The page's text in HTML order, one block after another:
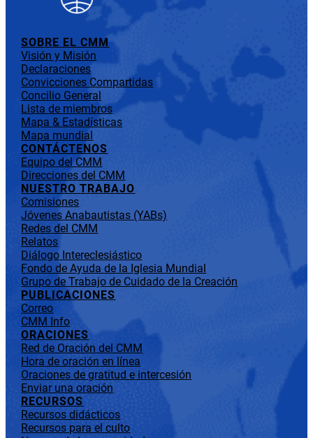
SOBRE EL CMM
Visión y Misión
Declaraciones
Convicciones Compartidas
Concilio General
Lista de miembros
Mapa & Estadísticas
Mapa mundial
CONTÁCTENOS
Equipo del CMM
Direcciones del CMM
NUESTRO TRABAJO
Comisiones
Jóvenes Anabautistas (YABs)
Redes del CMM
Relatos
Diálogo Intereclesiástico
Fondo de Ayuda de la Iglesia Mundial
Grupo de Trabajo de Cuidado de la Creación
PUBLICACIONES
Correo
CMM Info
ORACIONES
Red de Oración del CMM
Hora de oración en línea
Oraciones de gratitud e intercesión
Enviar una oración
RECURSOS
Recursos didácticos
Recursos para el culto